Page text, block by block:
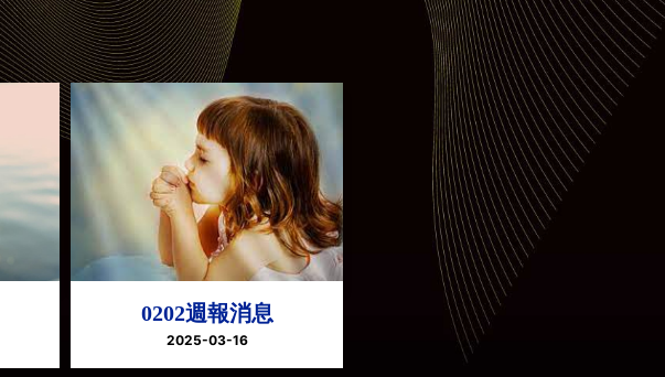
0202週報消息
2025-03-16